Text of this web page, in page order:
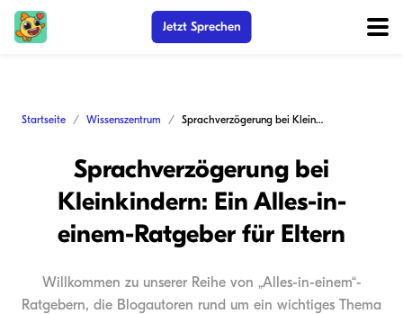
Jetzt Sprechen
Startseite Wissenszentrum Sprachverzögerung bei Kleinkindern: Ein Alles-in-einem-Ratgeber für Eltern
Sprachverzögerung bei
Kleinkindern: Ein Alles-in-
einem-Ratgeber für Eltern
Willkommen zu unserer Reihe von „Alles-in-einem“-
Ratgebern, die Blogautoren rund um ein wichtiges Thema